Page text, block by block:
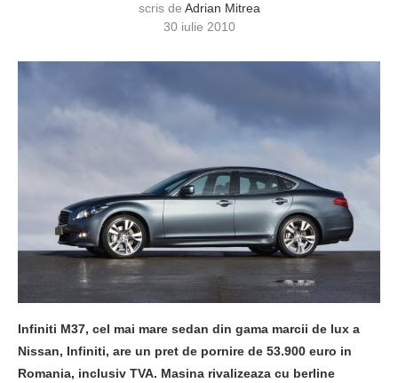
scris de Adrian Mitrea
30 iulie 2010
Infiniti M37, cel mai mare sedan din gama marcii de lux a
Nissan, Infiniti, are un pret de pornire de 53.900 euro in
Romania, inclusiv TVA. Masina rivalizeaza cu berline